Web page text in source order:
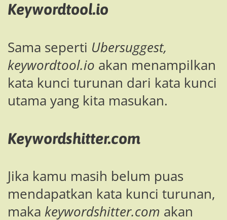
Keywordtool.io
Sama seperti Ubersuggest,
keywordtool.io akan menampilkan
kata kunci turunan dari kata kunci
utama yang kita masukan.
Keywordshitter.com
Jika kamu masih belum puas
mendapatkan kata kunci turunan,
maka keywordshitter.com akan